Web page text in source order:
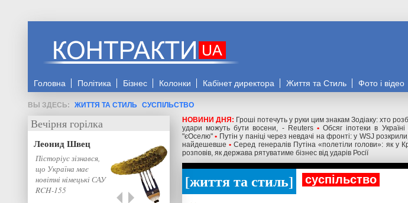
Головна Політика Бізнес Колонки Кабінет директора Життя та Стиль Фото і відео
ЖИТТЯ ТА СТИЛЬ СУСПІЛЬСТВО
НОВИНИ ДНЯ: Гроші потечуть у руки цим знакам Зодіаку: хто
удари можуть бути восени, - Reuters • Обсяг іпотеки в
"єОселю" • Путін у паніці через невдачі на фронті: у WSJ
найдешевше • Серед генералів Путіна «полетіли голови»: як
розповів, як держава рятуватиме бізнес від ударів Росії
життя та стиль суспільство
Вечірня горілка
Леонид Швец
Пісторіус зізнався,
що Україна має
новітні німецькі САУ
RCH-155